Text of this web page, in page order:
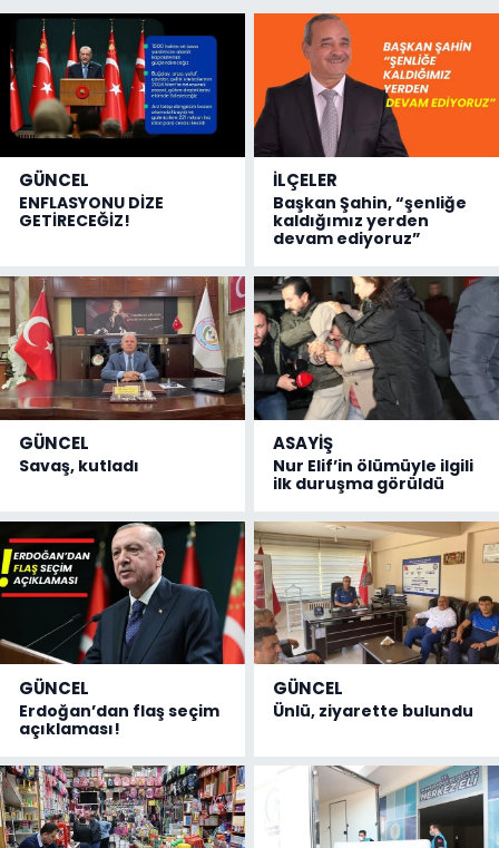
GÜNCEL
ENFLASYONU DİZE
GETİRECEĞİZ!
İLÇELER
Başkan Şahin, “şenliğe
kaldığımız yerden
devam ediyoruz”
GÜNCEL
Savaş, kutladı
ASAYİŞ
Nur Elif’in ölümüyle ilgili
ilk duruşma görüldü
GÜNCEL
Erdoğan’dan flaş seçim
açıklaması!
GÜNCEL
Ünlü, ziyarette bulundu